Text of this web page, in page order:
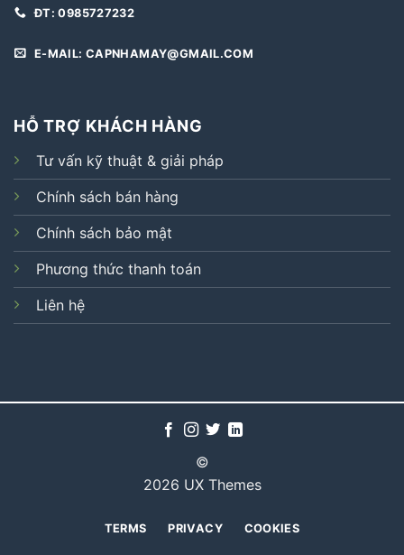
ĐT: 0985727232
E-MAIL: CAPNHAMAY@GMAIL.COM
HỖ TRỢ KHÁCH HÀNG
Tư vấn kỹ thuật & giải pháp
Chính sách bán hàng
Chính sách bảo mật
Phương thức thanh toán
Liên hệ
©
2026 UX Themes
TERMS PRIVACY COOKIES